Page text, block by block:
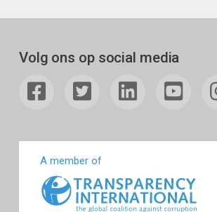
Volg ons op social media
A member of